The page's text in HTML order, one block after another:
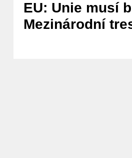
EU: Unie musí
Mezinárodní